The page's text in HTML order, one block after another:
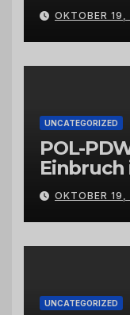
OKTOBER
UNCATEGORIZED
POL-
Wittlich
OKTOBER
UNCATEGORIZED